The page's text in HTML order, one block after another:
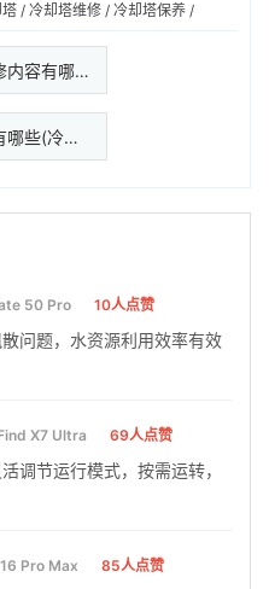
/ 冷却塔维修 / 冷却塔保养 /
冷却塔风机故障检修内容有哪些(…
冷却塔维修的方法有哪些(冷却塔
50 Pro 10人点赞
问题，水资源利用效率有效
X7 Ultra 69人点赞
调节运行模式，按需运转，
Pro Max 85人点赞